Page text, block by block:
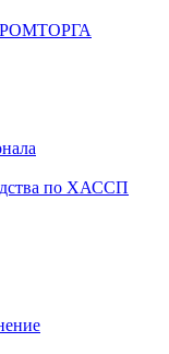
по ХАССП